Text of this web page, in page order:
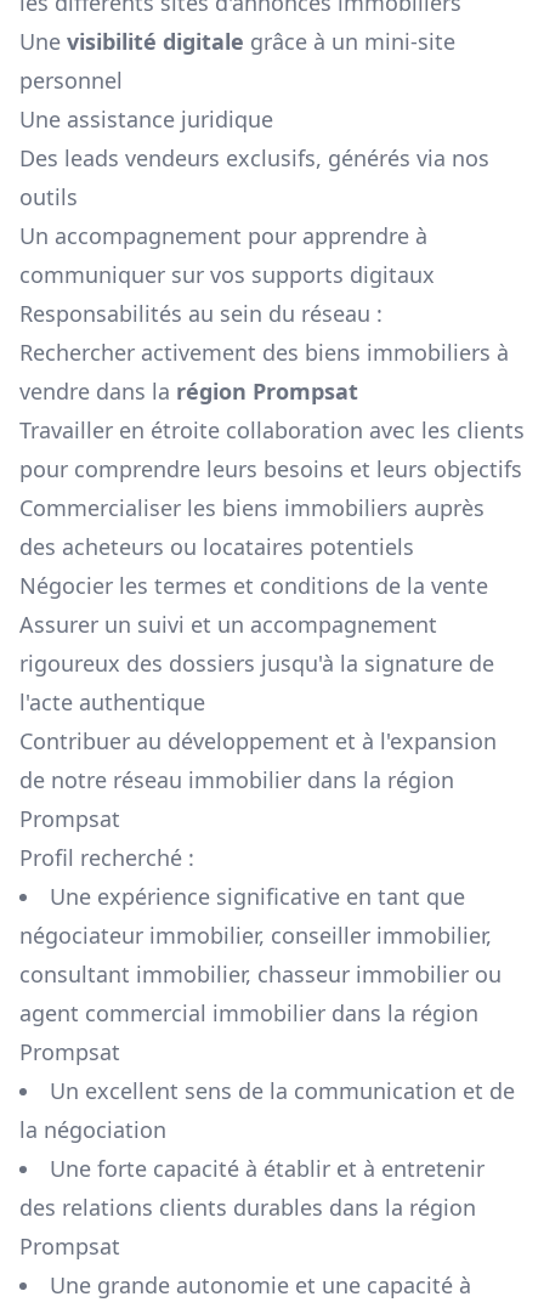
Une visibilité digitale grâce à un mini-site
personnel
Une assistance juridique
Des leads vendeurs exclusifs, générés via nos
outils
Un accompagnement pour apprendre à
communiquer sur vos supports digitaux
Responsabilités au sein du réseau :
Rechercher activement des biens immobiliers à
vendre dans la région Prompsat
Travailler en étroite collaboration avec les clients
pour comprendre leurs besoins et leurs objectifs
Commercialiser les biens immobiliers auprès
des acheteurs ou locataires potentiels
Négocier les termes et conditions de la vente
Assurer un suivi et un accompagnement
rigoureux des dossiers jusqu'à la signature de
l'acte authentique
Contribuer au développement et à l'expansion
de notre réseau immobilier dans la région
Prompsat
Profil recherché :
Une expérience significative en tant que
négociateur immobilier, conseiller immobilier,
consultant immobilier, chasseur immobilier ou
agent commercial immobilier dans la région
Prompsat
Un excellent sens de la communication et de
la négociation
Une forte capacité à établir et à entretenir
des relations clients durables dans la région
Prompsat
Une grande autonomie et une capacité à